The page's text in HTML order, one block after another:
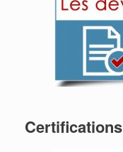
Certifications